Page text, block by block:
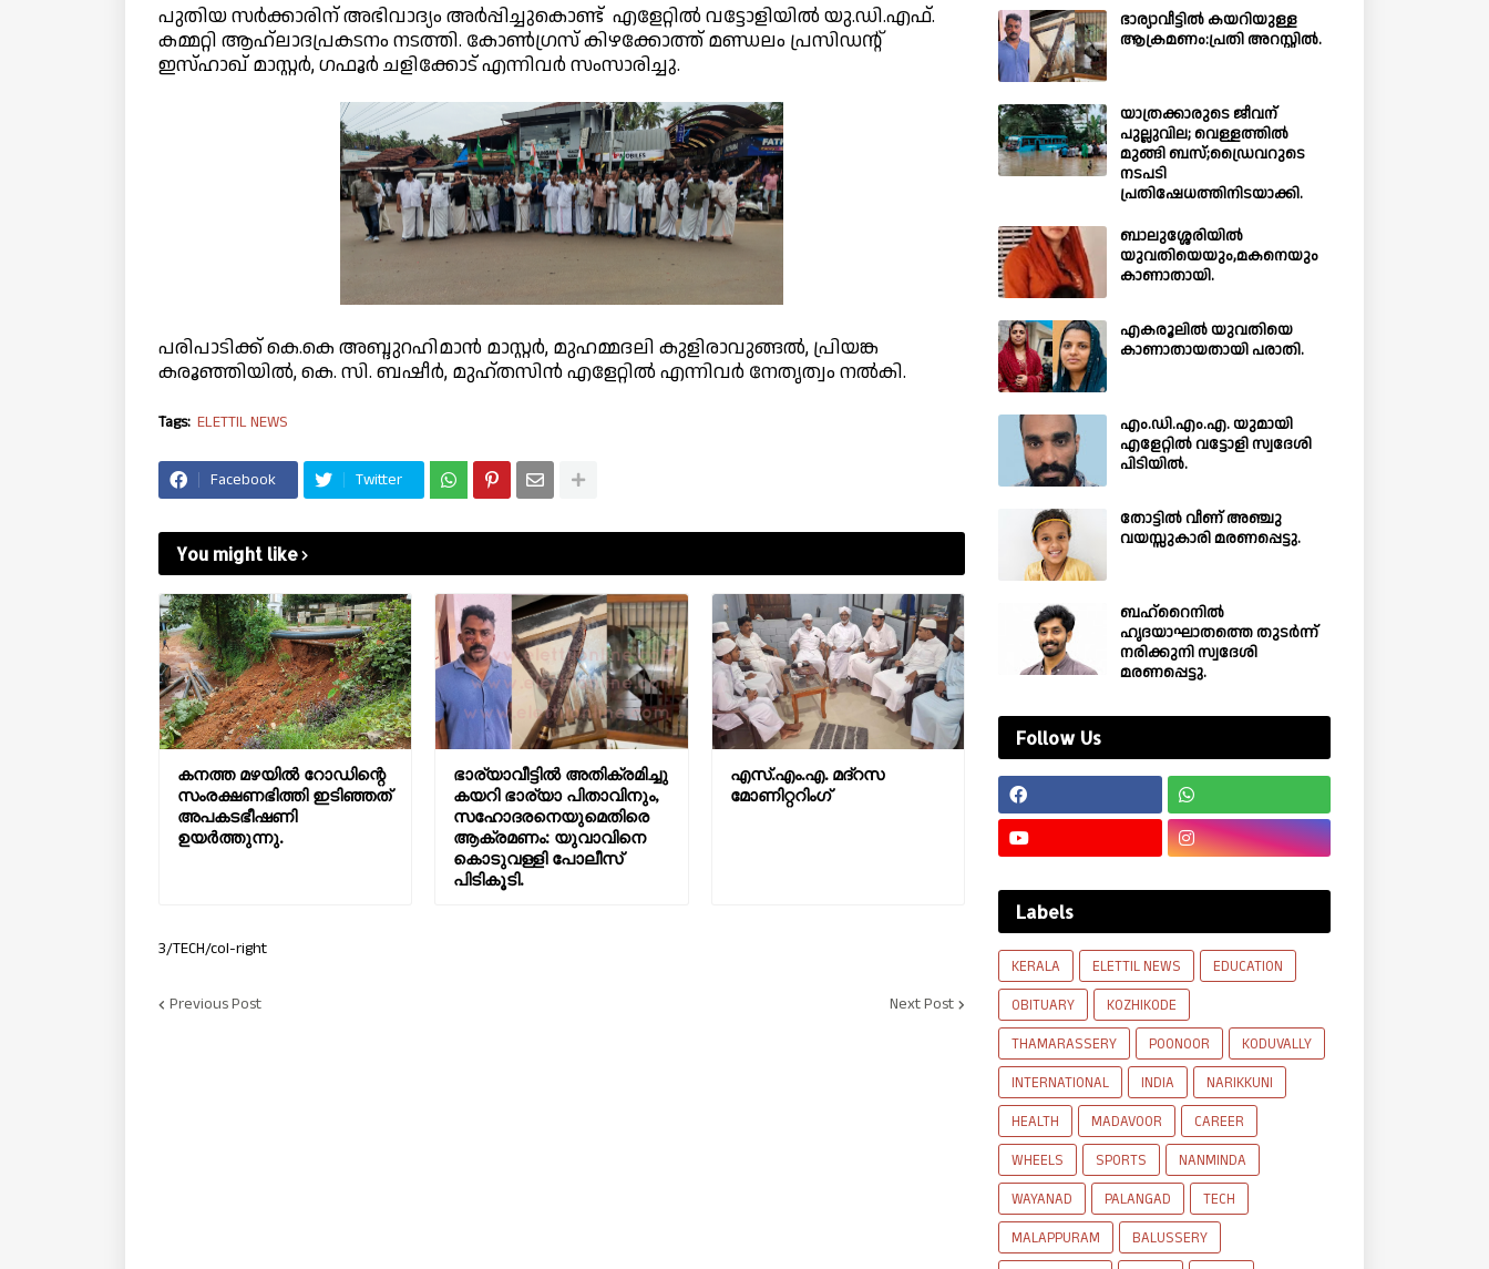
പുതിയ സർക്കാരിന് അഭിവാദ്യം അർപ്പിച്ചുകൊണ്ട് എളേറ്റിൽ വട്ടോളിയിൽ യു.ഡി.എഫ്.
കമ്മറ്റി ആഹ്ലാദപ്രകടനം നടത്തി. കോൺഗ്രസ് കിഴക്കോത്ത് മണ്ഡലം പ്രസിഡന്റ്
ഇസ്ഹാഖ് മാസ്റ്റർ, ഗഫൂർ ചളിക്കോട് എന്നിവർ സംസാരിച്ചു.
പരിപാടിക്ക് കെ.കെ അബ്ദുറഹിമാൻ മാസ്റ്റർ, മുഹമ്മദലി കുളിരാവുങ്ങൽ, പ്രിയങ്ക
കരൂഞ്ഞിയിൽ, കെ. സി. ബഷീർ, മുഹ്തസിൻ എളേറ്റിൽ എന്നിവർ നേതൃത്വം നൽകി.
Tags: ELETTIL NEWS
Facebook Twitter
You might like
കനത്ത മഴയിൽ റോഡിന്റെ
സംരക്ഷണഭിത്തി ഇടിഞ്ഞത്
അപകടഭീഷണി
ഉയർത്തുന്നു.
ഭാര്യാവീട്ടിൽ അതിക്രമിച്ചു
കയറി ഭാര്യാ പിതാവിനും,
സഹോദരനെയുമെതിരെ
ആക്രമണം: യുവാവിനെ
കൊടുവള്ളി പോലീസ്
പിടികൂടി.
എസ്.എം.എ. മദ്റസ
മോണിറ്ററിംഗ്
3/TECH/col-right
Previous Post Next Post
ഭാര്യാവീട്ടിൽ കയറിയുള്ള
ആക്രമണം:പ്രതി അറസ്റ്റിൽ.
യാത്രക്കാരുടെ ജീവന്
പുല്ലുവില; വെള്ളത്തിൽ
മുങ്ങി ബസ്;ഡ്രൈവറുടെ
നടപടി
പ്രതിഷേധത്തിനിടയാക്കി.
ബാലുശ്ശേരിയില്‍
യുവതിയെയും,മകനെയും
കാണാതായി.
എകരൂലിൽ യുവതിയെ
കാണാതായതായി പരാതി.
എം.ഡി.എം.എ. യുമായി
എളേറ്റിൽ വട്ടോളി സ്വദേശി
പിടിയിൽ.
തോട്ടിൽ വീണ് അഞ്ചു
വയസ്സുകാരി മരണപ്പെട്ടു.
ബഹ്‌റൈനിൽ
ഹൃദയാഘാതത്തെ തുടർന്ന്
നരിക്കുനി സ്വദേശി
മരണപ്പെട്ടു.
Follow Us
Labels
KERALA ELETTIL NEWS
EDUCATION
OBITUARY
KOZHIKODE
THAMARASSERY
POONOOR
KODUVALLY
INTERNATIONAL
INDIA
NARIKKUNI
HEALTH
MADAVOOR
CAREER
WHEELS
SPORTS
NANMINDA
WAYANAD
PALANGAD
TECH
MALAPPURAM
BALUSSERY